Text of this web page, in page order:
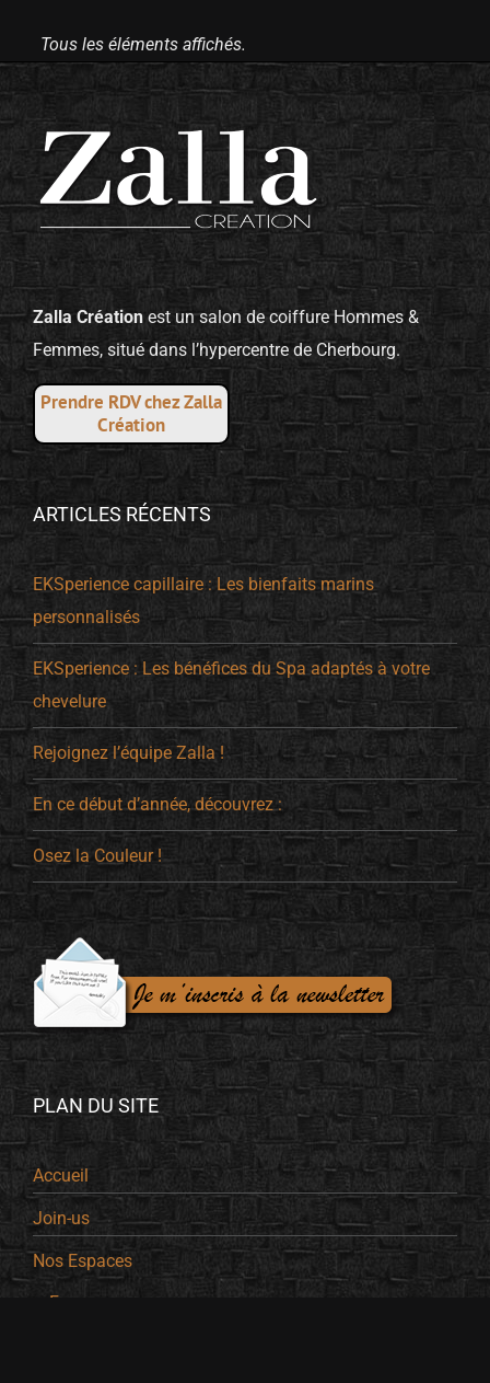
Tous les éléments affichés.
Zalla Création est un salon de coiffure Hommes &
Femmes, situé dans l’hypercentre de Cherbourg.
Prendre RDV chez Zalla
Création
ARTICLES RÉCENTS
EKSperience capillaire : Les bienfaits marins
personnalisés
EKSperience : Les bénéfices du Spa adaptés à votre
chevelure
Rejoignez l’équipe Zalla !
En ce début d’année, découvrez :
Osez la Couleur !
PLAN DU SITE
Accueil
Join-us
Nos Espaces
Femmes